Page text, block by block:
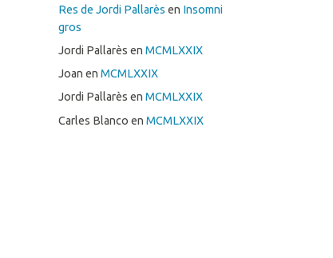
Res de Jordi Pallarès en Insomni
gros
Jordi Pallarès enMCMLXXIX
Joan enMCMLXXIX
Jordi Pallarès enMCMLXXIX
Carles Blanco enMCMLXXIX